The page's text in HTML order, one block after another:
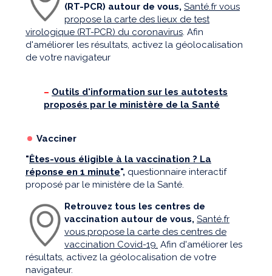
(RT-PCR) autour de vous, Santé.fr vous
propose la carte des lieux de test
virologique (RT-PCR) du coronavirus. Afin
d'améliorer les résultats, activez la géolocalisation
de votre navigateur
– Outils d'information sur les autotests
proposés par le ministère de la Santé
Vacciner
"Êtes-vous éligible à la vaccination ? La
réponse en 1 minute", questionnaire interactif
proposé par le ministère de la Santé.
Retrouvez tous les centres de
vaccination autour de vous, Santé.fr
vous propose la carte des centres de
vaccination Covid-19. Afin d'améliorer les
résultats, activez la géolocalisation de votre
navigateur.